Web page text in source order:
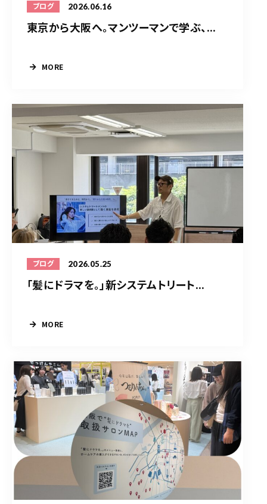
ブログ 2026.06.16
東京から大阪へ。マンツーマンで学ぶ、...
MORE
ブログ 2026.05.25
「髪にドラマを。」新システムトリート...
MORE